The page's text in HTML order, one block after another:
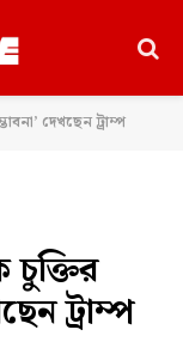
দেখছেন ট্রাম্প
চুক্তির
ট্রাম্প